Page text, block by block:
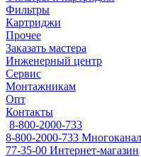
Фильтры
Картриджи
Прочее
Заказать мастера
Инженерный центр
Сервис
Монтажникам
Опт
Контакты
8-800-2000-733
8-800-2000-733
77-35-00 Интернет-магазин